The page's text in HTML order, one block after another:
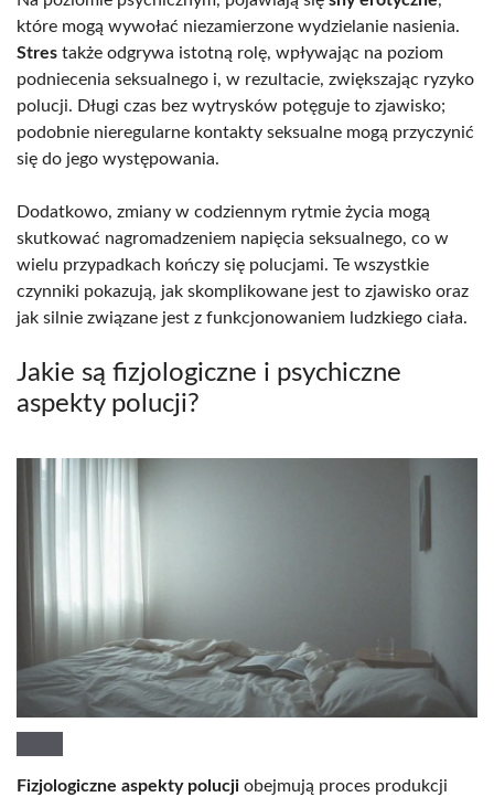
które mogą wywołać niezamierzone wydzielanie nasienia.
Stres także odgrywa istotną rolę, wpływając na poziom
podniecenia seksualnego i, w rezultacie, zwiększając ryzyko
polucji. Długi czas bez wytrysków potęguje to zjawisko;
podobnie nieregularne kontakty seksualne mogą przyczynić
się do jego występowania.
Dodatkowo, zmiany w codziennym rytmie życia mogą
skutkować nagromadzeniem napięcia seksualnego, co w
wielu przypadkach kończy się polucjami. Te wszystkie
czynniki pokazują, jak skomplikowane jest to zjawisko oraz
jak silnie związane jest z funkcjonowaniem ludzkiego ciała.
Jakie są fizjologiczne i psychiczne
aspekty polucji?
Fizjologiczne aspekty polucji obejmują proces produkcji